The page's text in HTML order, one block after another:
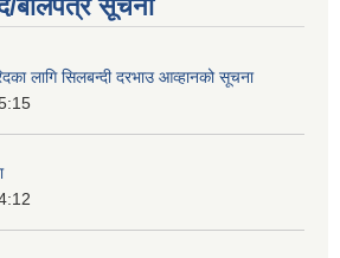
बोलपत्र सूचना
लागि सिलबन्दी दरभाउ आव्हानको सूचना